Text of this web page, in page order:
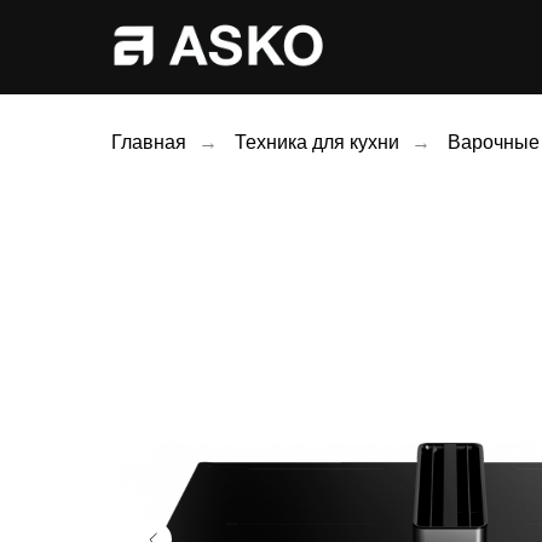
Главная → Техника для кухни →